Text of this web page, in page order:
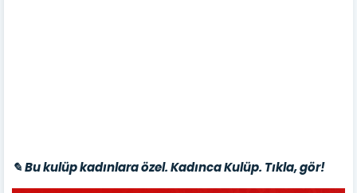
✎ Bu kulüp kadınlara özel. Kadınca Kulüp. Tıkla, gör!